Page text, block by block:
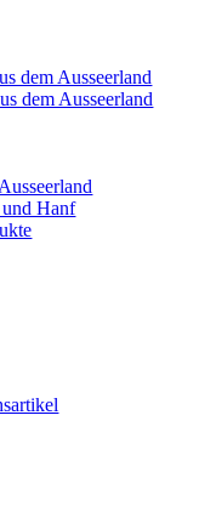
dem Ausseerland
dem Ausseerland
und Hanf